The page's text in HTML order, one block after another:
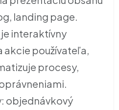
landing page.
interaktívny
akcie používateľa,
procesy,
objednávkový